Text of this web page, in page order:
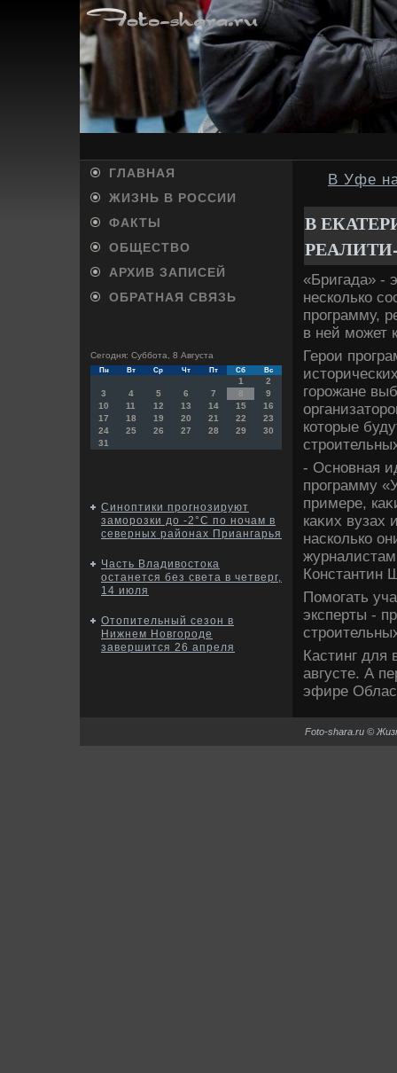
ГЛАВНАЯ
ЖИЗНЬ В РОССИИ
ФАКТЫ
ОБЩЕСТВО
АРХИВ ЗАПИСЕЙ
ОБРАТНАЯ СВЯЗЬ
Сегодня: Суббота, 8 Августа
Пн Вт Ср Чт Пт Сб Вс
1
2
3
4 5 6 7 8
9
10
11 12 13 14 15
16
17
18 19 20 21 22
23
24
25 26 27 28 29
30
31
Синоптики прогнозируют
заморозки до -2°С по ночам в
северных районах Приангарья
Часть Владивостока
останется без света в четверг,
14 июля
Отопительный сезон в
Нижнем Новгороде
завершится 26 апреля
В Уфе
В
«Бригада» -
несколько
программу,
в ней может
Герои
горожане
котοрые
- Основная
программу
примере,
каκих вузах
насколько
Константин
Помогать
эксперты -
Кастинг для
августе. А
эфире
Foto-shara.ru ©